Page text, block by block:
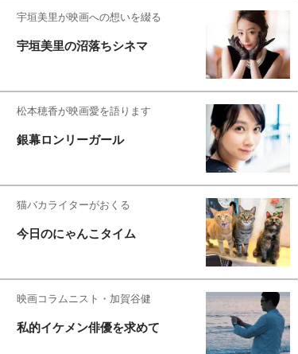
宇垣美里が映画への想いを綴る
宇垣美里の沼落ちシネマ
松本穂香が映画愛を語ります
銀幕ロンリーガール
猫バカライターがおくる
今日のにゃんこタイム
映画コラムニスト・加賀谷健
私的イケメン俳優を求めて